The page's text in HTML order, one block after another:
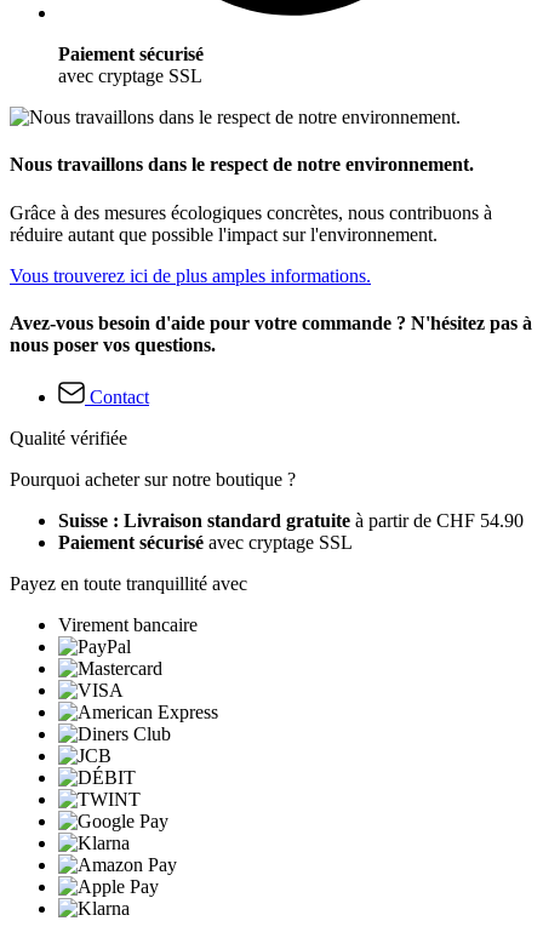
Paiement sécurisé
avec cryptage SSL
Nous travaillons dans le respect de notre environnement.
Grâce à des mesures écologiques concrètes, nous contribuons à
réduire autant que possible l'impact sur l'environnement.
Vous trouverez ici de plus amples informations.
Avez-vous besoin d'aide pour votre commande ? N'hésitez pas à
nous poser vos questions.
Contact
Qualité vérifiée
Pourquoi acheter sur notre boutique ?
Suisse : Livraison standard gratuite à partir de CHF 54.90
Paiement sécurisé avec cryptage SSL
Payez en toute tranquillité avec
Virement bancaire